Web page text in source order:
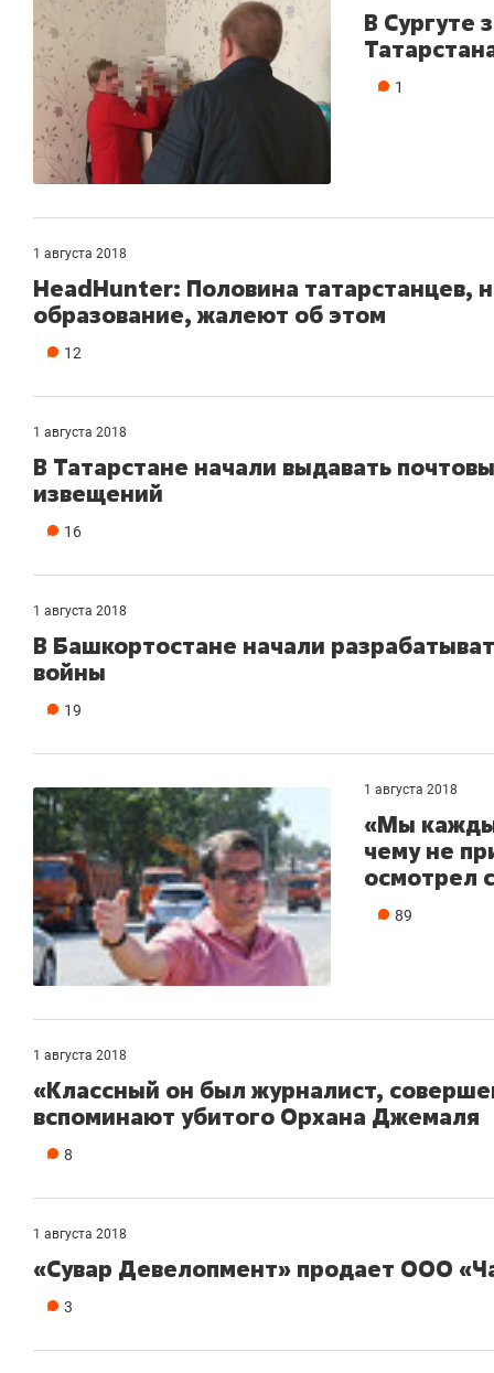
В Сургуте
1
1 августа 2018
HeadHunter: Половина татарстанцев,
образование, жалеют об этом
12
1 августа 2018
В Татарстане начали выдавать
извещений
16
1 августа 2018
В Башкортостане начали
войны
19
1 августа 2018
«Мы
чему не
осмотрел
89
1 августа 2018
«Классный он был журналист,
вспоминают убитого Орхана Джемаля
8
1 августа 2018
«Сувар Девелопмент» продает ООО
3